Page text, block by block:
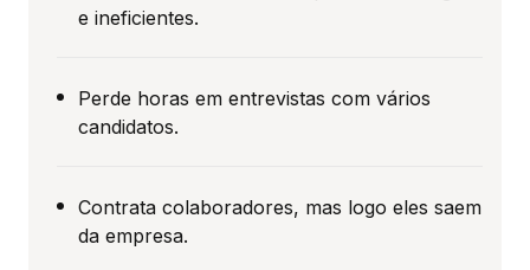
e ineficientes.
Perde horas em entrevistas com vários
candidatos.
Contrata colaboradores, mas logo eles saem
da empresa.